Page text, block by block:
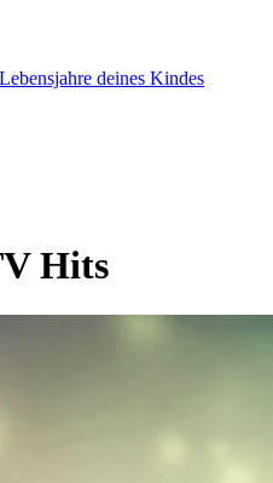
deines Kindes
Hits